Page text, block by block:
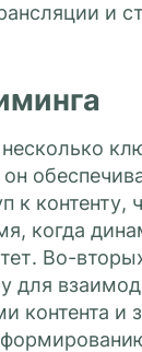
и
к контенту,
когда
Во-
для
контента и